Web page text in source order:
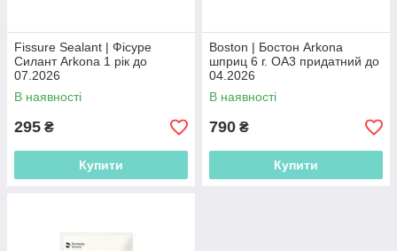
Fissure Sealant | Фісуре
Силант Arkona 1 рік до
07.2026
В наявності
295 ₴
Купити
Boston | Бостон Arkona
шприц 6 г. OA3 придатний до
04.2026
В наявності
790 ₴
Купити